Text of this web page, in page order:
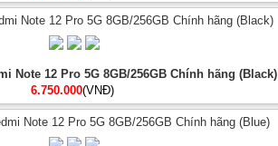
Note 12 Pro 5G 8GB/256GB Chính hãng (Black)
6.750.000(VNĐ)